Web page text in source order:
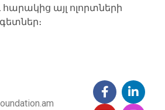
այլ ոլորտների